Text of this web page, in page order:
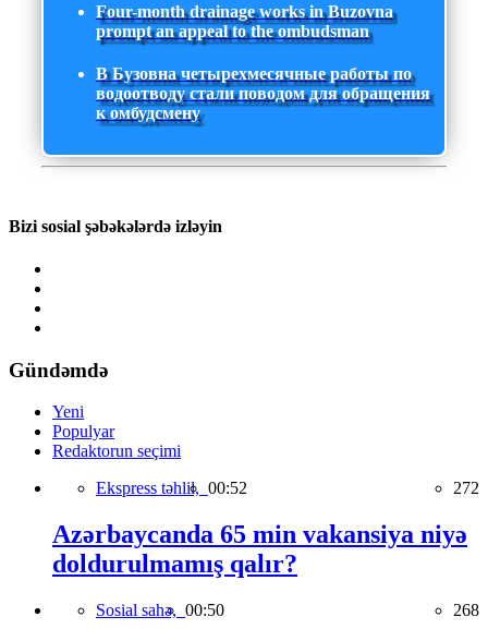
Four-month drainage works in Buzovna
prompt an appeal to the ombudsman
В Бузовна четырехмесячные работы по
водоотводу стали поводом для обращения
к омбудсмену
Bizi sosial şəbəkələrdə izləyin
Gündəmdə
Yeni
Populyar
Redaktorun seçimi
Ekspress təhlil, 00:52 272
Azərbaycanda 65 min vakansiya niyə
doldurulmamış qalır?
Sosial sahə, 00:50 268